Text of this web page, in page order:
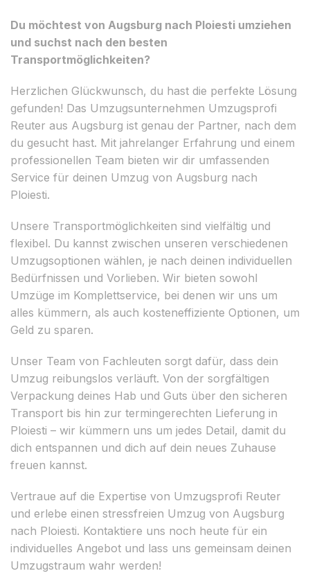
Du möchtest von Augsburg nach Ploiesti umziehen
und suchst nach den besten
Transportmöglichkeiten?
Herzlichen Glückwunsch, du hast die perfekte Lösung
gefunden! Das Umzugsunternehmen Umzugsprofi
Reuter aus Augsburg ist genau der Partner, nach dem
du gesucht hast. Mit jahrelanger Erfahrung und einem
professionellen Team bieten wir dir umfassenden
Service für deinen Umzug von Augsburg nach
Ploiesti.
Unsere Transportmöglichkeiten sind vielfältig und
flexibel. Du kannst zwischen unseren verschiedenen
Umzugsoptionen wählen, je nach deinen individuellen
Bedürfnissen und Vorlieben. Wir bieten sowohl
Umzüge im Komplettservice, bei denen wir uns um
alles kümmern, als auch kosteneffiziente Optionen, um
Geld zu sparen.
Unser Team von Fachleuten sorgt dafür, dass dein
Umzug reibungslos verläuft. Von der sorgfältigen
Verpackung deines Hab und Guts über den sicheren
Transport bis hin zur termingerechten Lieferung in
Ploiesti – wir kümmern uns um jedes Detail, damit du
dich entspannen und dich auf dein neues Zuhause
freuen kannst.
Vertraue auf die Expertise von Umzugsprofi Reuter
und erlebe einen stressfreien Umzug von Augsburg
nach Ploiesti. Kontaktiere uns noch heute für ein
individuelles Angebot und lass uns gemeinsam deinen
Umzugstraum wahr werden!